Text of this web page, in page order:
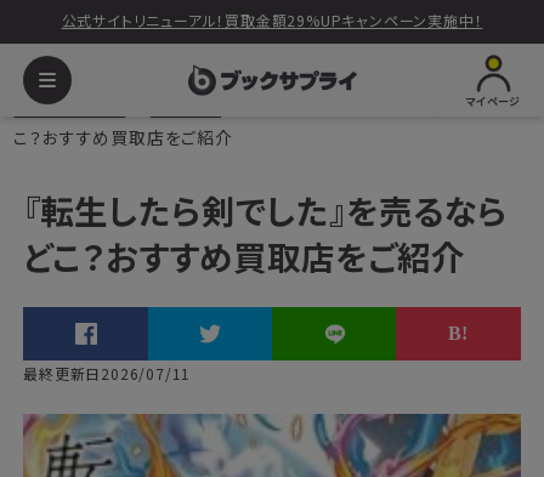
公式サイトリニューアル！買取金額29%UPキャンペーン実施中！
マイページ
ブックサプライ
『転生したら剣でした』を売るならど
こ？おすすめ買取店をご紹介
『転生したら剣でした』を売るなら
どこ？おすすめ買取店をご紹介
最終更新日2026/07/11